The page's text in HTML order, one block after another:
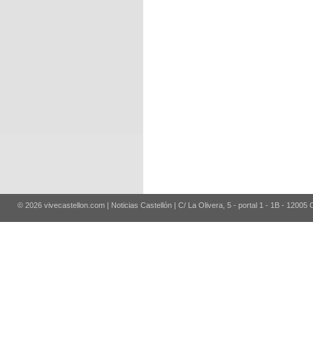
© 2026 vivecastellon.com | Noticias Castellón | C/ La Olivera, 5 - portal 1 - 1B - 12005